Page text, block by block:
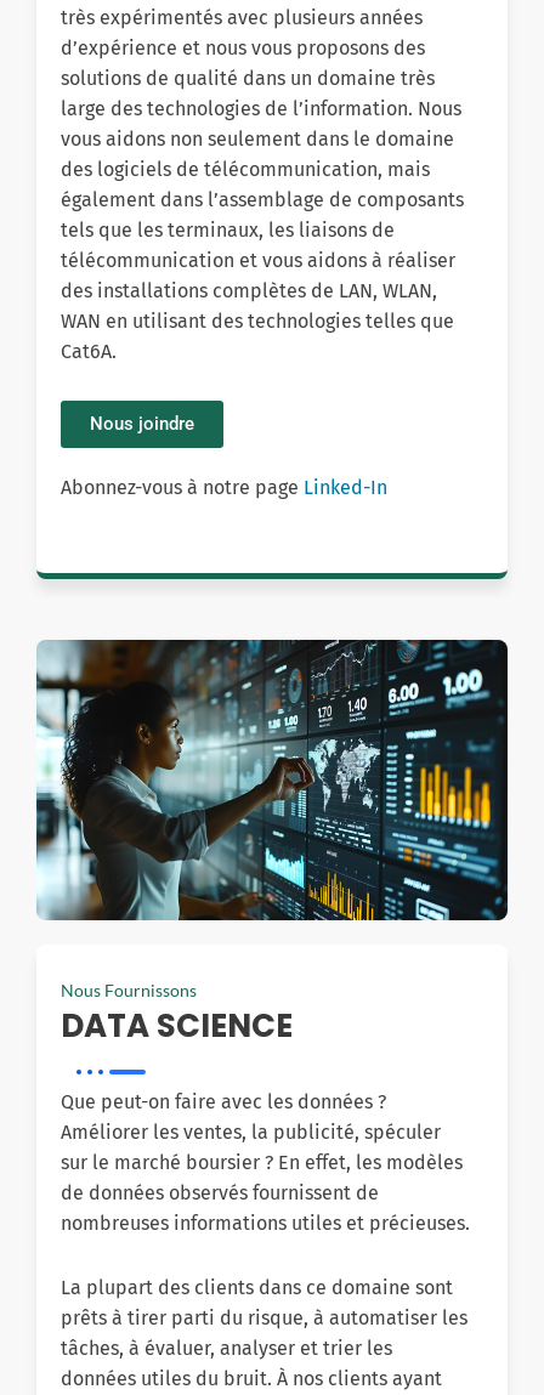
très expérimentés avec plusieurs années
d’expérience et nous vous proposons des
solutions de qualité dans un domaine très
large des technologies de l’information. Nous
vous aidons non seulement dans le domaine
des logiciels de télécommunication, mais
également dans l’assemblage de composants
tels que les terminaux, les liaisons de
télécommunication et vous aidons à réaliser
des installations complètes de LAN, WLAN,
WAN en utilisant des technologies telles que
Cat6A.
Nous joindre
Abonnez-vous à notre page Linked-In
Nous Fournissons
DATA SCIENCE
Que peut-on faire avec les données ?
Améliorer les ventes, la publicité, spéculer
sur le marché boursier ? En effet, les modèles
de données observés fournissent de
nombreuses informations utiles et précieuses.
La plupart des clients dans ce domaine sont
prêts à tirer parti du risque, à automatiser les
tâches, à évaluer, analyser et trier les
données utiles du bruit. À nos clients ayant